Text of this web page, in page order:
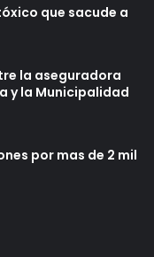
que sacude a
la aseguradora
y la Municipalidad
por mas de 2 mil